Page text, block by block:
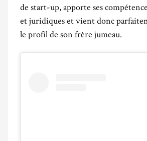
de start-up, apporte ses
et juridiques et vient donc
le profil de son frère jumeau.